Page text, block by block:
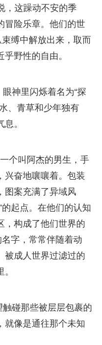
，这躁动不安的季
冒险乐章。他们的世
缚中解放出来，取而
野性的自由。
神里闪烁着名为“探
、青草和少年独有
。
个叫阿杰的男生，手
兴奋地嚷嚷着。包装
图案充满了异域风
起点。在他们的认知
，构成了他们世界的
字，常常伴随着动
被成人世界过滤过的
碰那些被层层包裹的
就像是通往那个未知